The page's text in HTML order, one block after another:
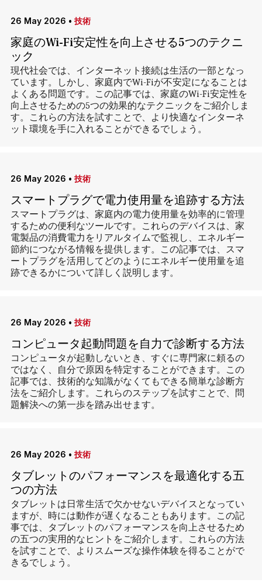
26 May 2026 • 技術
家庭のWi-Fi安定性を向上させる5つのテクニ
ック
現代社会では、インターネット接続は生活の一部となっ
ています。しかし、家庭内でWi-Fiが不安定になることは
よくある問題です。この記事では、家庭のWi-Fi安定性を
向上させるための5つの効果的なテクニックをご紹介しま
す。これらの方法を試すことで、より快適なインターネ
ット環境を手に入れることができるでしょう。
26 May 2026 • 技術
スマートプラグで電力使用量を追跡する方法
スマートプラグは、家庭内の電力使用量を効率的に管理
するための便利なツールです。これらのデバイスは、家
電製品の消費電力をリアルタイムで監視し、エネルギー
節約につながる情報を提供します。この記事では、スマ
ートプラグを活用してどのようにエネルギー使用量を追
跡できるかについて詳しく説明します。
26 May 2026 • 技術
コンピュータ起動問題を自力で診断する方法
コンピュータが起動しないとき、すぐに専門家に頼るの
ではなく、自分で原因を特定することができます。この
記事では、技術的な知識がなくてもできる簡単な診断方
法をご紹介します。これらのステップを試すことで、問
題解決への第一歩を踏み出せます。
26 May 2026 • 技術
タブレットのパフォーマンスを最適化する五
つの方法
タブレットは日常生活で欠かせないデバイスとなってい
ますが、時には動作が遅くなることもあります。この記
事では、タブレットのパフォーマンスを向上させるため
の五つの実用的なヒントをご紹介します。これらの方法
を試すことで、よりスムーズな操作体験を得ることがで
きるでしょう。